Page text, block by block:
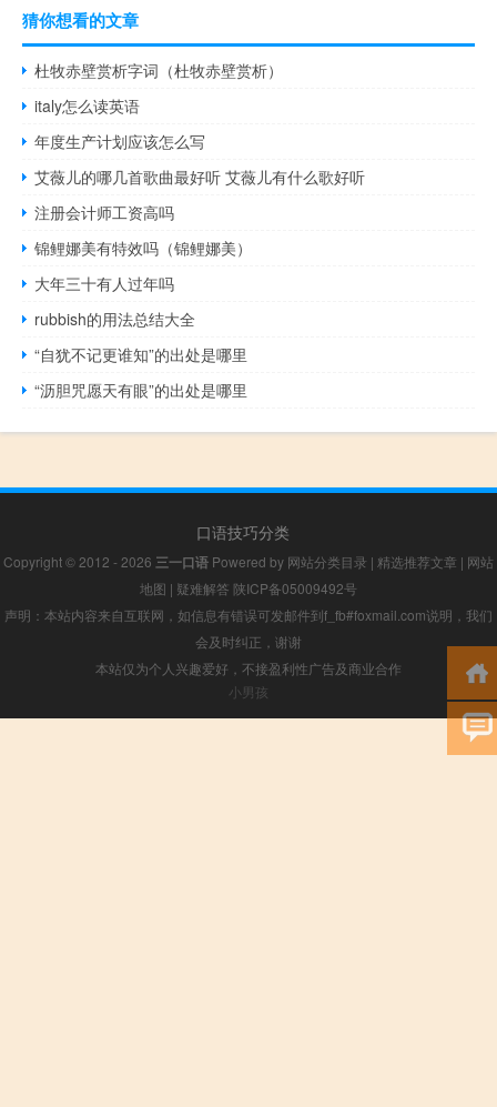
猜你想看的文章
杜牧赤壁赏析字词（杜牧赤壁赏析）
italy怎么读英语
年度生产计划应该怎么写
艾薇儿的哪几首歌曲最好听 艾薇儿有什么歌好听
注册会计师工资高吗
锦鲤娜美有特效吗（锦鲤娜美）
大年三十有人过年吗
rubbish的用法总结大全
“自犹不记更谁知”的出处是哪里
“沥胆咒愿天有眼”的出处是哪里
口语技巧分类
Copyright © 2012 - 2026 三一口语 Powered by 网站分类目录 | 精选推荐文章 | 网站
地图 | 疑难解答 陕ICP备05009492号
声明：本站内容来自互联网，如信息有错误可发邮件到f_fb#foxmail.com说明，我们
会及时纠正，谢谢
本站仅为个人兴趣爱好，不接盈利性广告及商业合作
小男孩